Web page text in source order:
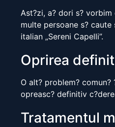
Ast?zi, a? dori s?
multe persoane s?
italian „Sereni Capelli”.
Oprirea
O alt? problem?
opreasc? definitiv
Tratamentul